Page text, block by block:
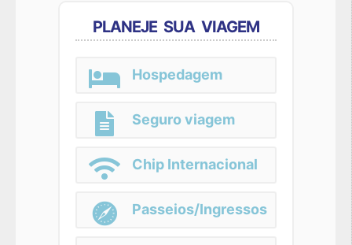
PLANEJE SUA VIAGEM
Hospedagem
Seguro viagem
Chip Internacional
Passeios/Ingressos